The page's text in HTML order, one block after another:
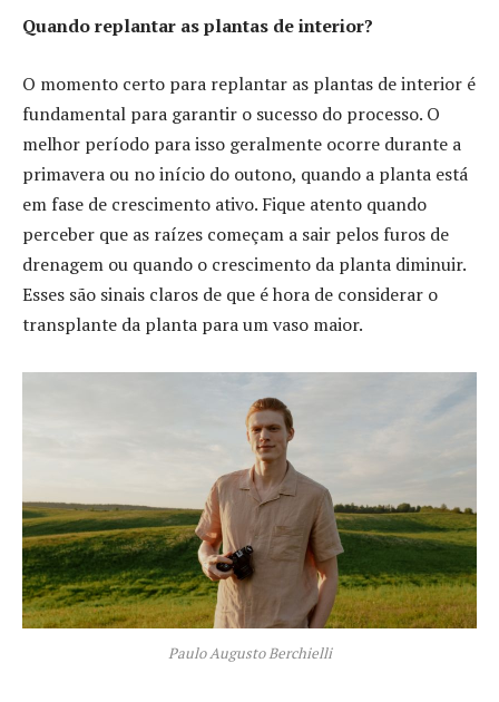
Quando replantar as plantas de interior?
O momento certo para replantar as plantas de interior é
fundamental para garantir o sucesso do processo. O
melhor período para isso geralmente ocorre durante a
primavera ou no início do outono, quando a planta está
em fase de crescimento ativo. Fique atento quando
perceber que as raízes começam a sair pelos furos de
drenagem ou quando o crescimento da planta diminuir.
Esses são sinais claros de que é hora de considerar o
transplante da planta para um vaso maior.
Paulo Augusto Berchielli